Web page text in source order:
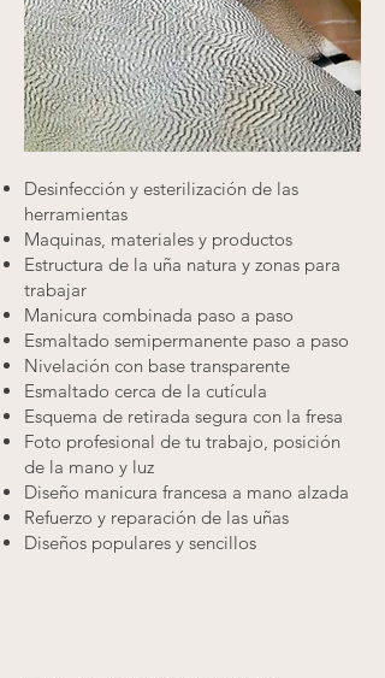
Desinfección y esterilización de las
herramientas
Maquinas, materiales y productos
Estructura de la uña natura y zonas para
trabajar
Manicura combinada paso a paso
Esmaltado semipermanente paso a paso
Nivelación con base transparente
Esmaltado cerca de la cutícula
Esquema de retirada segura con la fresa​
Foto profesional de tu trabajo, posición
de la mano y luz​
Diseño manicura francesa a mano alzada
Refuerzo y reparación de las uñas
Diseños populares y sencillos